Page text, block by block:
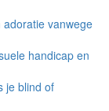
vanwege
handicap en
je blind of